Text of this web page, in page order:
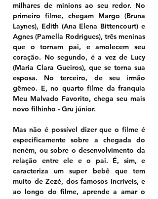
milhares de minions ao seu redor. No
primeiro filme, chegam Margo (Bruna
Laynes), Edith (Ana Elena Bittencourt) e
Agnes (Pamella Rodrigues), três meninas
que o tornam pai, e amolecem seu
coração. No segundo, é a vez de Lucy
(Maria Clara Gueiros), que se torna sua
esposa. No terceiro, de seu irmão
gêmeo. E, no quarto filme da franquia
Meu Malvado Favorito, chega seu mais
novo filhinho - Gru júnior.
Mas não é possível dizer que o filme é
especificamente sobre a chegada do
neném, ou sobre o desenvolvimento da
relação entre ele e o pai. É, sim, e
caracteriza um super bebê que tem
muito de Zezé, dos famosos Incríveis, e
ao longo do filme, aprende a amar o